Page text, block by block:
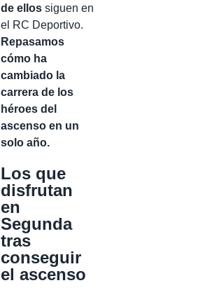
de ellos siguen en
el RC Deportivo.
Repasamos
cómo ha
cambiado la
carrera de los
héroes del
ascenso en un
solo año.
Los que
disfrutan
en
Segunda
tras
conseguir
el ascenso